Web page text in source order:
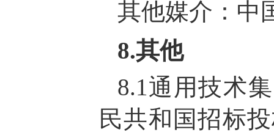
其他媒介：中
8.其他
8.1通用技术
民共和国招标